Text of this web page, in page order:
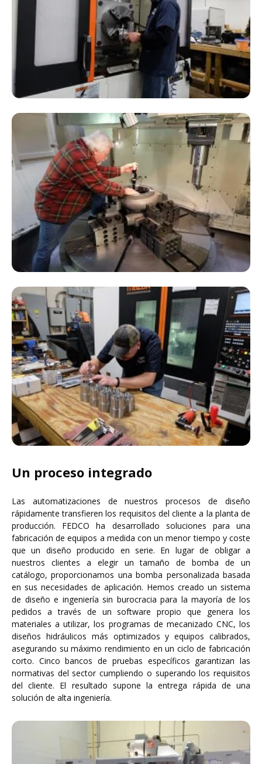
Un proceso integrado
Las automatizaciones de nuestros procesos de diseño
rápidamente transfieren los requisitos del cliente a la planta de
producción. FEDCO ha desarrollado soluciones para una
fabricación de equipos a medida con un menor tiempo y coste
que un diseño producido en serie. En lugar de obligar a
nuestros clientes a elegir un tamaño de bomba de un
catálogo, proporcionamos una bomba personalizada basada
en sus necesidades de aplicación. Hemos creado un sistema
de diseño e ingeniería sin burocracia para la mayoría de los
pedidos a través de un software propio que genera los
materiales a utilizar, los programas de mecanizado CNC, los
diseños hidráulicos más optimizados y equipos calibrados,
asegurando su máximo rendimiento en un ciclo de fabricación
corto. Cinco bancos de pruebas específicos garantizan las
normativas del sector cumpliendo o superando los requisitos
del cliente. El resultado supone la entrega rápida de una
solución de alta ingeniería.